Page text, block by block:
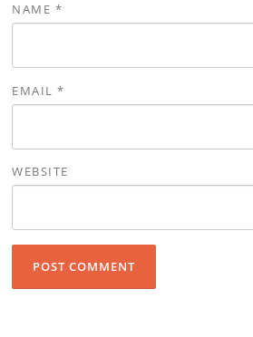
NAME *
EMAIL*
WEBSITE